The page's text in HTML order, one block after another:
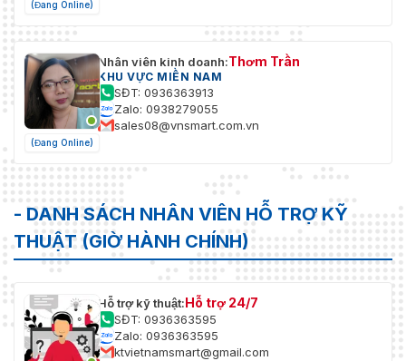
(Đang Online)
(Đang Online)
Nhân viên kinh doanh:Thơm Trần
KHU VỰC MIỀN NAM
SĐT: 0936363913
Zalo: 0938279055
sales08@vnsmart.com.vn
- DANH SÁCH NHÂN VIÊN HỖ TRỢ KỸ
THUẬT (GIỜ HÀNH CHÍNH)
Hỗ trợ kỹ thuật:Hỗ trợ 24/7
SĐT: 0936363595
Zalo: 0936363595
ktvietnamsmart@gmail.com